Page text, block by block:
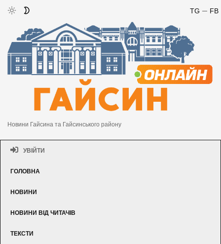
FB
TG
Новини Гайсина та Гайсинського району
УВІЙТИ
ГОЛОВНА
НОВИНИ
НОВИНИ ВІД ЧИТАЧІВ
ТЕКСТИ